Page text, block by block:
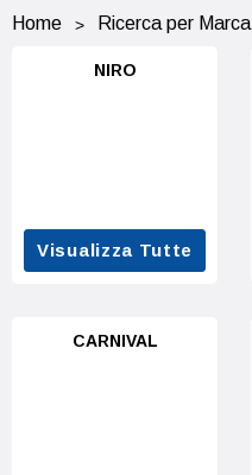
Home Ricerca per Marca
NIRO
Visualizza Tutte
CARNIVAL